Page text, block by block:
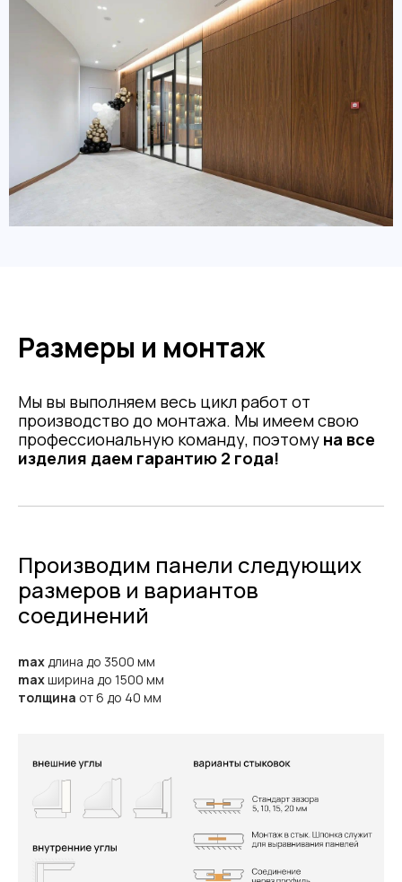
Размеры и монтаж
Мы вы выполняем весь цикл работ от
производство до монтажа. Мы имеем свою
профессиональную команду, поэтому на все
изделия даем гарантию 2 года!
Производим панели следующих
размеров и вариантов
соединений
maxдлина до 3500 мм
maxширина до 1500 мм
толщина от 6 до 40 мм